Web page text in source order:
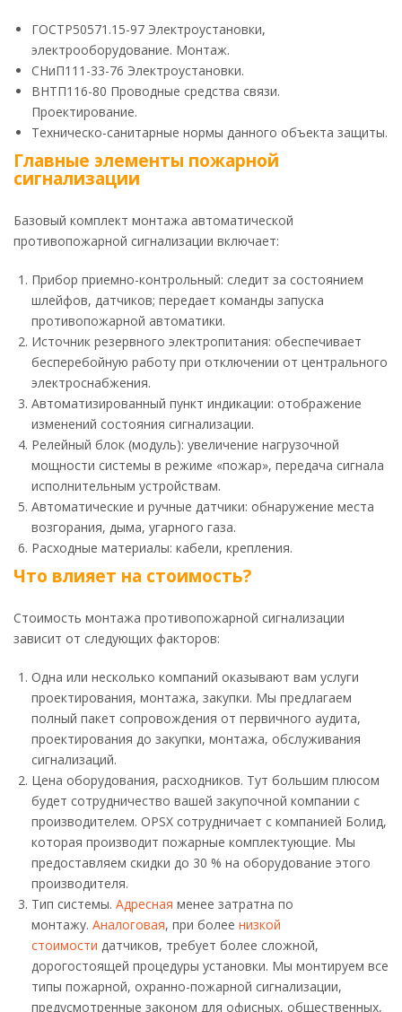
ГОСТР50571.15-97 Электроустановки,
электрооборудование. Монтаж.
СНиП111-33-76 Электроустановки.
ВНТП116-80 Проводные средства связи.
Проектирование.
Техническо-санитарные нормы данного объекта защиты.
Главные элементы пожарной
сигнализации
Базовый комплект монтажа автоматической
противопожарной сигнализации включает:
Прибор приемно-контрольный: следит за состоянием
шлейфов, датчиков; передает команды запуска
противопожарной автоматики.
Источник резервного электропитания: обеспечивает
бесперебойную работу при отключении от центрального
электроснабжения.
Автоматизированный пункт индикации: отображение
изменений состояния сигнализации.
Релейный блок (модуль): увеличение нагрузочной
мощности системы в режиме «пожар», передача сигнала
исполнительным устройствам.
Автоматические и ручные датчики: обнаружение места
возгорания, дыма, угарного газа.
Расходные материалы: кабели, крепления.
Что влияет на стоимость?
Стоимость монтажа противопожарной сигнализации
зависит от следующих факторов:
Одна или несколько компаний оказывают вам услуги
проектирования, монтажа, закупки. Мы предлагаем
полный пакет сопровождения от первичного аудита,
проектирования до закупки, монтажа, обслуживания
сигнализаций.
Цена оборудования, расходников. Тут большим плюсом
будет сотрудничество вашей закупочной компании с
производителем. OPSX сотрудничает с компанией Болид,
которая производит пожарные комплектующие. Мы
предоставляем скидки до 30 % на оборудование этого
производителя.
Тип системы. Адресная менее затратна по
монтажу. Аналоговая, при более низкой
стоимости датчиков, требует более сложной,
дорогостоящей процедуры установки. Мы монтируем все
типы пожарной, охранно-пожарной сигнализации,
предусмотренные законом для офисных, общественных,